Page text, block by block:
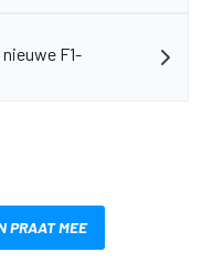
F1-
PRAAT MEE